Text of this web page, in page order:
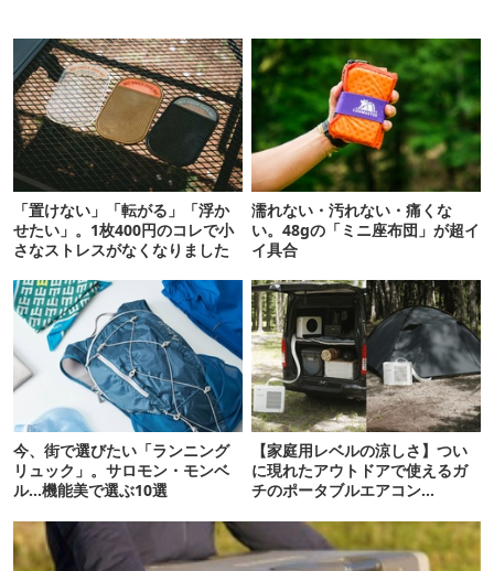
「置けない」「転がる」「浮か
せたい」。1枚400円のコレで小
さなストレスがなくなりました
濡れない・汚れない・痛くな
い。48gの「ミニ座布団」が超イ
イ具合
今、街で選びたい「ランニング
リュック」。サロモン・モンベ
ル…機能美で選ぶ10選
【家庭用レベルの涼しさ】つい
に現れたアウトドアで使えるガ
チのポータブルエアコン